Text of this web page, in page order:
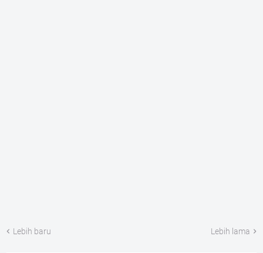
Lebih baru Lebih lama